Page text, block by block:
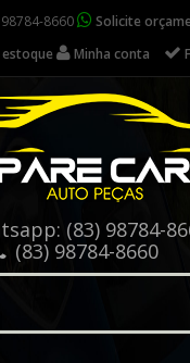
8660
Solicite
Minha conta
(83) 98784-
(83) 98784-8660